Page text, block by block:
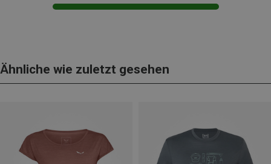
Ähnliche wie zuletzt gesehen